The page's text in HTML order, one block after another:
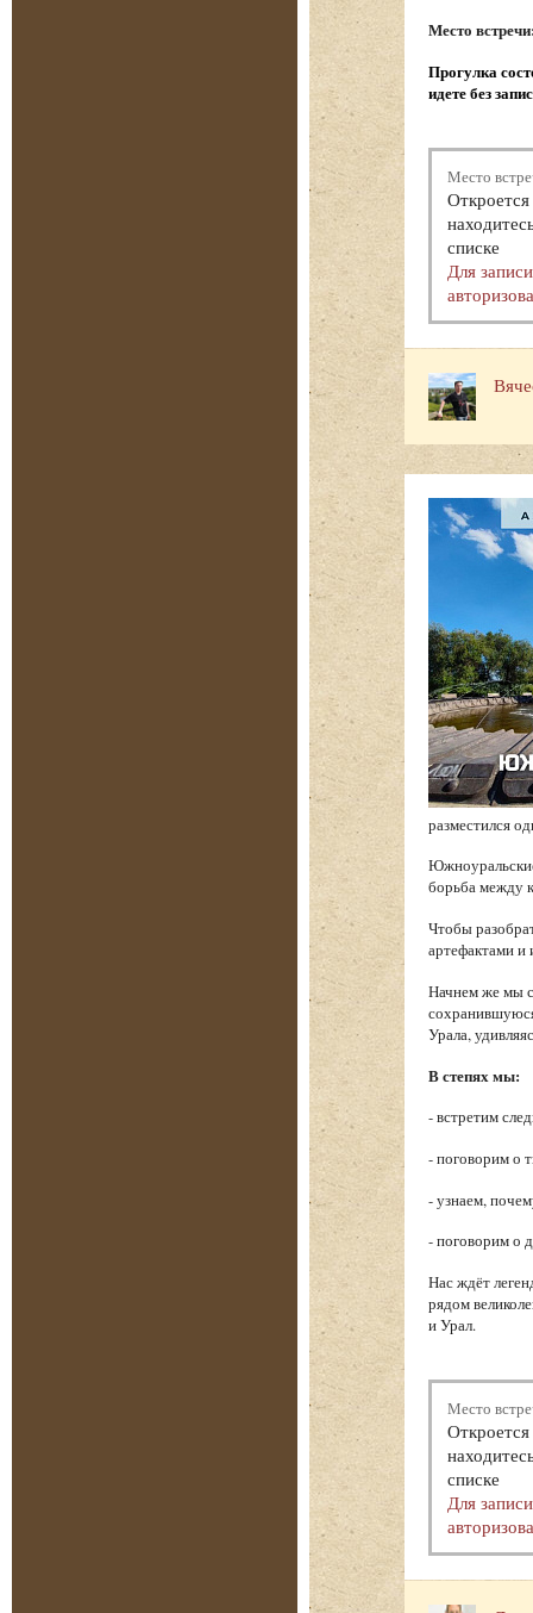
Место
Прогулка
идете без
Место
списке
Для
разместился
борьба между
Чтобы
артефактами и
Начнем же мы с
Урала,
В степях мы:
- встретим
- поговорим о
- узнаем,
- поговорим о
Нас ждёт
рядом
и Урал.
Место
списке
Для